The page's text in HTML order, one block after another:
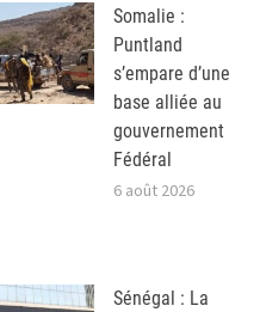
Somalie :
Puntland
s’empare d’une
base alliée au
gouvernement
Fédéral
6 août 2026
Sénégal : La